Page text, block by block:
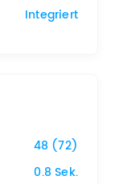
Integriert
48 (72)
0.8 Sek.